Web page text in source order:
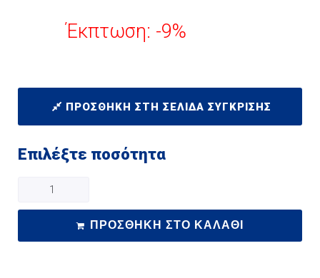
Έκπτωση: -9%
ΠΡΟΣΘΉΚΗ ΣΤΗ ΣΕΛΊΔΑ ΣΎΓΚΡΙΣΗΣ
Επιλέξτε ποσότητα
ΠΡΟΣΘΉΚΗ ΣΤΟ ΚΑΛΆΘΙ